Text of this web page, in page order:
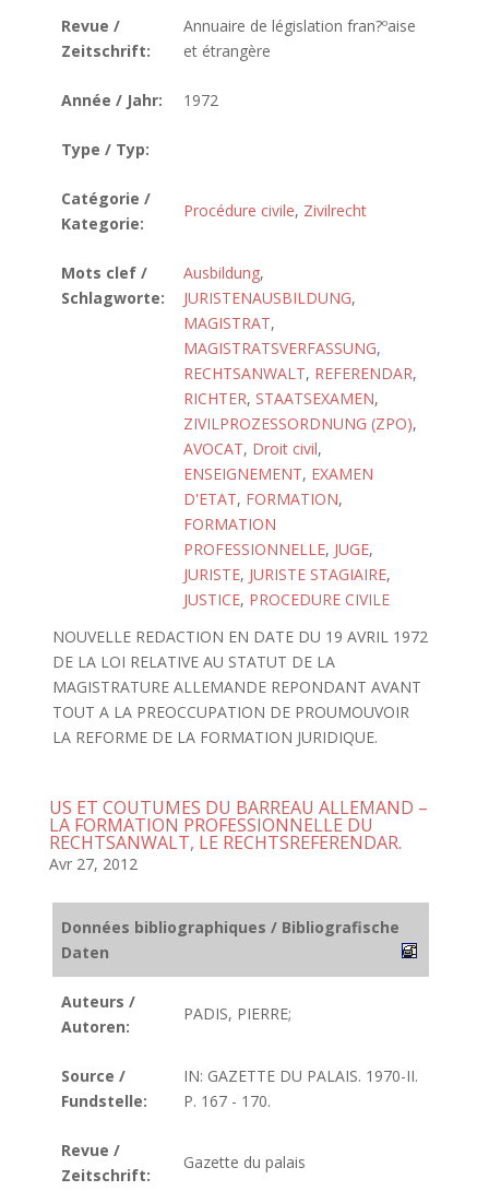
Revue /
Zeitschrift:
Annuaire de législation fran?ºaise
et étrangère
Année / Jahr: 1972
Type / Typ:
Catégorie /
Kategorie:
Procédure civile, Zivilrecht
Mots clef /
Schlagworte:
Ausbildung,
JURISTENAUSBILDUNG,
MAGISTRAT,
MAGISTRATSVERFASSUNG,
RECHTSANWALT, REFERENDAR,
RICHTER, STAATSEXAMEN,
ZIVILPROZESSORDNUNG (ZPO),
AVOCAT, Droit civil,
ENSEIGNEMENT, EXAMEN
D'ETAT, FORMATION,
FORMATION
PROFESSIONNELLE, JUGE,
JURISTE, JURISTE STAGIAIRE,
JUSTICE, PROCEDURE CIVILE
NOUVELLE REDACTION EN DATE DU 19 AVRIL 1972
DE LA LOI RELATIVE AU STATUT DE LA
MAGISTRATURE ALLEMANDE REPONDANT AVANT
TOUT A LA PREOCCUPATION DE PROUMOUVOIR
LA REFORME DE LA FORMATION JURIDIQUE.
US ET COUTUMES DU BARREAU ALLEMAND –
LA FORMATION PROFESSIONNELLE DU
RECHTSANWALT, LE RECHTSREFERENDAR.
Avr 27, 2012
Données bibliographiques / Bibliografische
Daten
Auteurs /
Autoren:
PADIS, PIERRE;
Source /
Fundstelle:
IN: GAZETTE DU PALAIS. 1970-II.
P. 167 - 170.
Revue /
Zeitschrift:
Gazette du palais